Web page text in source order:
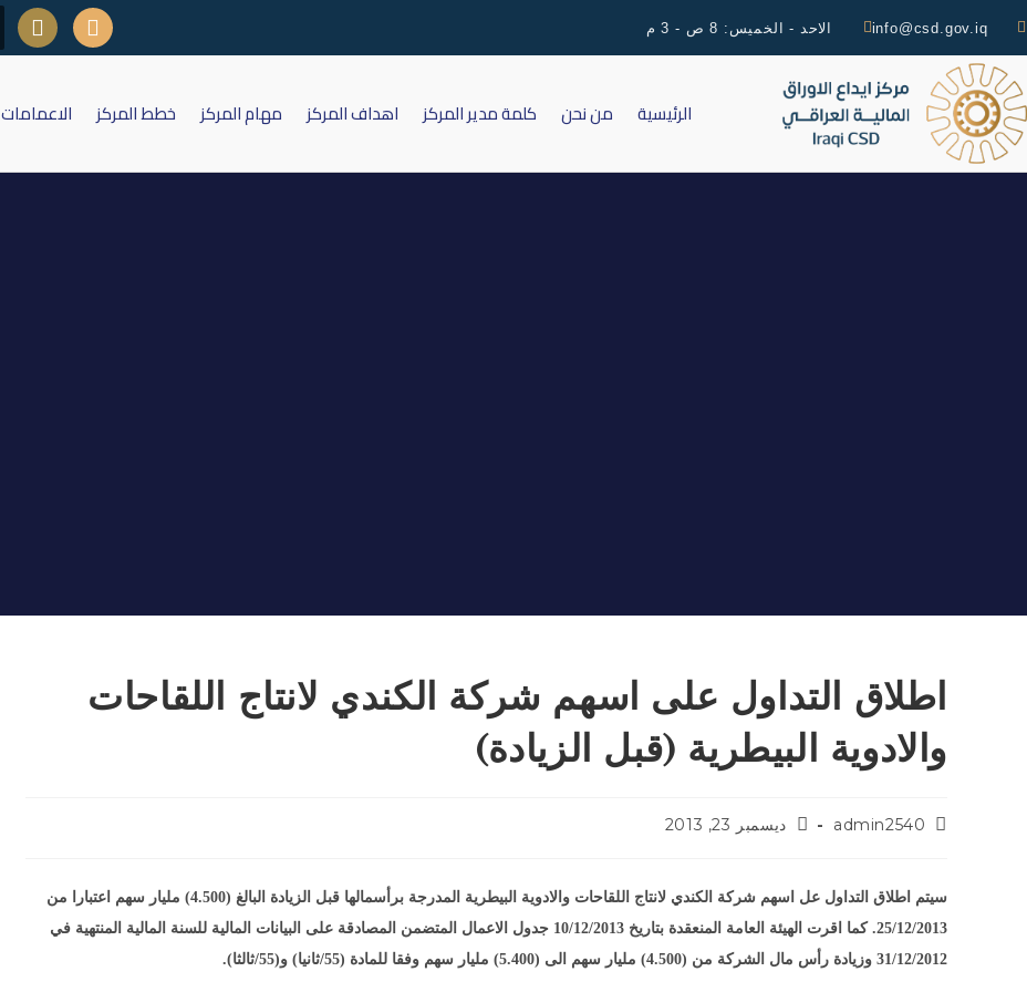
info@csd.gov.iq الاحد - الخميس: 8 ص - 3 م
الرئيسية من نحن كلمة مدير المركز اهداف المركز مهام المركز خطط المركز الاعمامات
اطلاق التداول على اسهم شركة الكندي لانتاج اللقاحات
والادوية البيطرية (قبل الزيادة)
admin2540 ديسمبر 23, 2013
سيتم اطلاق التداول عل اسهم شركة الكندي لانتاج اللقاحات والادوية البيطرية المدرجة برأسمالها قبل الزيادة البالغ (4.500) مليار سهم اعتبارا من
25/12/2013. كما اقرت الهيئة العامة المنعقدة بتاريخ 10/12/2013 جدول الاعمال المتضمن المصادقة على البيانات المالية للسنة المالية المنتهية في
31/12/2012 وزيادة رأس مال الشركة من (4.500) مليار سهم الى (5.400) مليار سهم وفقا للمادة (55/ثانيا) و(55/ثالثا).